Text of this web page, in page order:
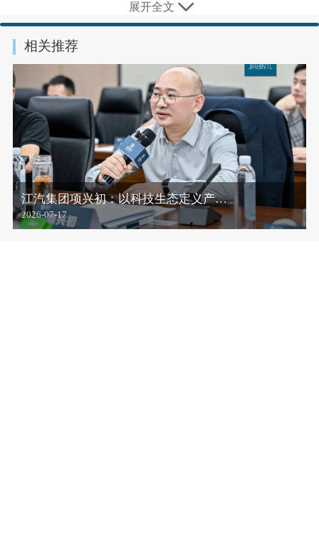
信与人工智能的产业高地，这里最能清晰地看到，技术是
如何一步步变成一门好生意的。本次沪苏站访学的主题
是“镜鉴前沿·科技革新解锁产业新风口”，我们精心挑选了
四家深耕硬核科技赛道的标杆企业：
全球HBM市场份额第一——SK海力士；
全球光模块市场份额第一——中际旭创；
“国产GPU四小龙”之一——沐曦股份；
全球商用服务机器人出货量第一 —— 擎朗智能。
从底层的算力基建、高速的数据传输，到真实场景里干活
的机器人，在各自不同的生态位上，向我们展示出清晰可
见的技术变现路径。本次沪苏站访学，我们希望带大家直
展开全文
相关推荐
江汽集团项兴初：以科技生态定义产…
2026-07-17